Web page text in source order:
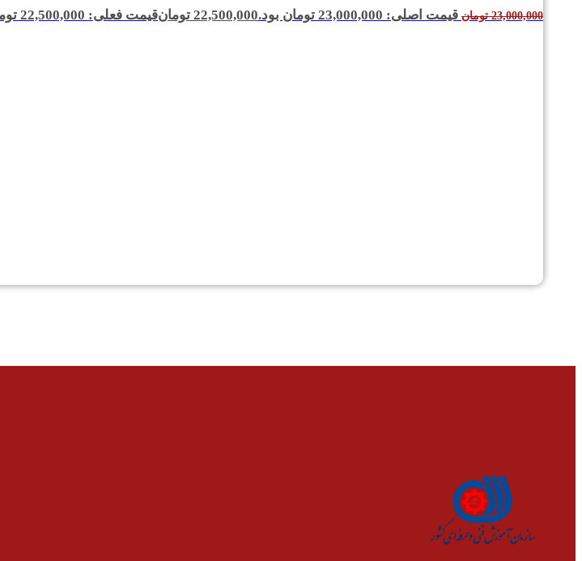
23,000,000 تومان قیمت اصلی: 23,000,000 تومان بود. 22,500,000 تومانقیمت فعلی: 22,500,000 تومان.